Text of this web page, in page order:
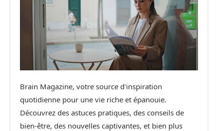
Brain Magazine, votre source d'inspiration
quotidienne pour une vie riche et épanouie.
Découvrez des astuces pratiques, des conseils de
bien-être, des nouvelles captivantes, et bien plus